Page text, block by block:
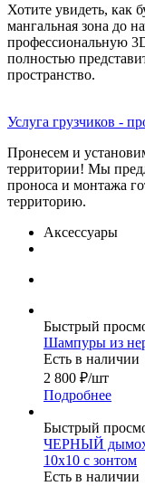
Хотите увидеть, как
мангальная зона до
профессиональную
полностью
пространство.
Услуга грузчиков -
Пронесем и
территории! Мы
проноса и монтажа
территорию.
Аксессуары
Быстрый
Шампуры из
Есть в наличии
2 800 ₽/шт
Подробнее
Быстрый
ЧЕРНЫЙ
10х10 с зонтом
Есть в наличии